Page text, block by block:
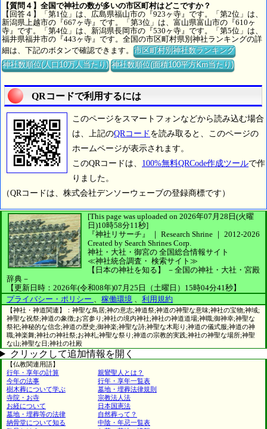
【質問４】全国で神社の数が多いの市区町村はどこですか？
【回答４】「第1位」は、広島県福山市の『923ヶ寺』です。「第2位」は、
新潟県上越市の『667ヶ寺』です。「第3位」は、富山県富山市の『610ヶ
寺』です。「第4位」は、新潟県長岡市の『530ヶ寺』です。「第5位」は、
福井県福井市の『443ヶ寺』です。全国の市区町村県別神社ランキングの詳
細は、下記のボタンで確認できます。市区町村別神社数ランキング
神社数順位(人口10万人当たり) 神社数順位(面積100平方Km当たり)
QRコードで利用するには
このページをスマートフォンなどから読み込む場合
は、上記のQRコード を読み取ると、このページの
ホームページが表示されます。
このQRコードは、 100%無料QRCode作成ツールで作
りました。
（QRコードは、株式会社デンソーウェーブの登録商標です）
[This page was uploaded on 2026年07月28日(火曜
日)10時58分11秒]
『神社リサーチ』 ｜ Research Shrine ｜ 2012-2026
Created by Search Shrines Corp.
神社・大社・御宮の 全国総合情報サイト
≪神社統合調査・ 検索サイト≫
【日本の神社を知る】
－全国の神社・大社・宮殿
辞典－
【更新日時：2026年(令和08年)07月25日（土曜日）15時04分41秒】
プライバシー・ポリシー
稼働環境 利用規約
【神社・神道関連】：神聖な鳥居;神の意志;神道祭;神道の神聖な意味;神社の宝物;神域;
神聖な祝祭;神道の象徴;お宮参り;神社の境内神社;神社の神道道場;神職;御神幸;神聖な
祭祀;神秘的な信念;神道の歴史;御神楽;神聖な詩;神聖な木彫り;神道の儀式服;神道の神
職;神楽舞;神社の神社祭;お神札;神聖な祭り;神道の宗教的実践;神社の神聖な場所;神聖
な山;神聖な日;神社の社殿
クリックして追加情報を開く
【仏教関連用語】
行年・享年の計算
親鸞聖人とは？
今年の法事
行年・享年一覧表
樹木葬について学ぶ
墓地・埋葬法律規則
寺院・お寺
宗教法人法
お経について
日本国憲法
墓地・埋葬等の法律
自然葬って？
納骨堂について知る
中陰・年忌一覧表